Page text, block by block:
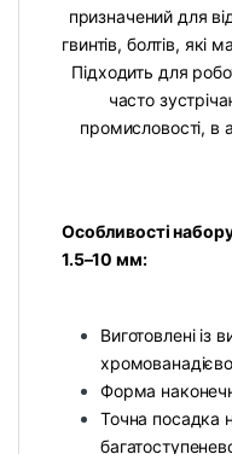
призначений для
гвинтів, болтів, які
Підходить для
часто
промисловості, в
Особливості
1.5–10 мм:
Виготовлені із
Форма
Точна посадка